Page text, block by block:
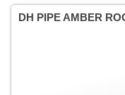
DH PIPE AMBER